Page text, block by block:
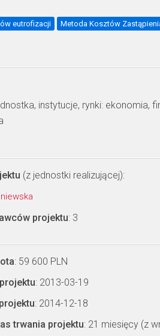
eutrofizacji Metoda Kosztów
instytucje, rynki: ekonomia,
(z jednostki realizującej):
projektu: 3
: 59 600 PLN
: 2013-03-19
: 2014-12-18
trwania projektu: 21 miesięcy (z